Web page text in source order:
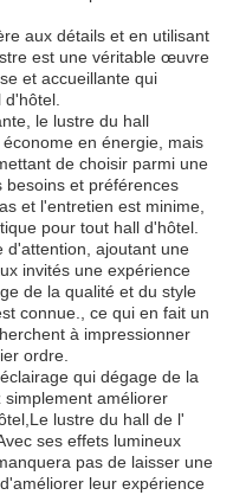
aux détails et en utilisant
est une véritable œuvre
et accueillante qui
le lustre du hall
en énergie, mais
de choisir parmi une
et préférences
et l'entretien est minime,
pour tout hall d'hôtel.
d'attention, ajoutant une
invités une expérience
de la qualité et du style
connue., ce qui en fait un
à impressionner
ordre.
qui dégage de la
améliorer
lustre du hall de l'
ses effets lumineux
pas de laisser une
leur expérience